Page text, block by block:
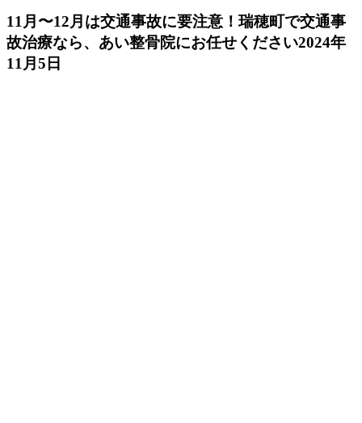
11月〜12月は交通事故に要注意！瑞穂町で交通事
故治療なら、あい整骨院にお任せください2024年
11月5日